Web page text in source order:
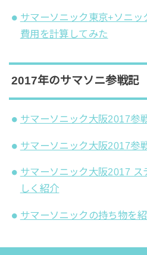
サマーソニック東京+ソニッ
費用を計算してみた
2017年のサマソニ参戦記
サマーソニック大阪2017参
サマーソニック大阪2017参
サマーソニック大阪2017 ス
しく紹介
サマーソニックの持ち物を